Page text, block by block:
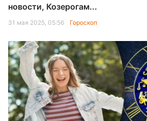
новости, Козерогам...
31 мая 2025, 05:56 Гороскоп